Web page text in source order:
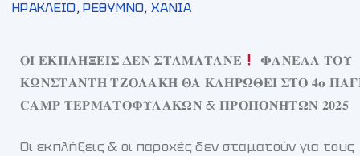
ΗΡΑΚΛΕΙΟ,ΡΕΘΥΜΝΟ,ΧΑΝΙA
𝚶𝚰 𝚬𝚱𝚷𝚲𝚮𝚵𝚬𝚰𝚺 𝚫𝚬𝚴 𝚺𝚻𝚨𝚳𝚨𝚻𝚨𝚴𝚬
𝚽𝚨𝚴𝚬𝚲𝚨 𝚻𝚶𝚼
𝚱𝛀𝚴𝚺𝚻𝚨𝚴𝚻𝚮 𝚻𝚭𝚶𝚲𝚨𝚱𝚮 𝚯𝚨 𝚱𝚲𝚮𝚸𝛀𝚯𝚬𝚰 𝚺𝚻𝚶 𝟒𝛐
𝐂𝐀𝐌𝐏 𝚻𝚬𝚸𝚳𝚨𝚻𝚶𝚽𝚼𝚲𝚨𝚱𝛀𝚴 & 𝚷𝚸𝚶𝚷𝚶𝚴𝚮𝚻𝛀𝚴 𝟐𝟎𝟐𝟓
Οι εκπλήξεις & οι παροχές δεν σταματούν για τους